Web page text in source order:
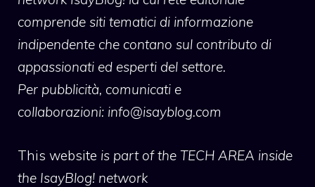
comprende siti tematici di informazione
indipendente che contano sul contributo di
appassionati ed esperti del settore.
Per pubblicità, comunicati e
collaborazioni: info@isayblog.com
This website is part of the TECH AREA inside
the IsayBlog! network